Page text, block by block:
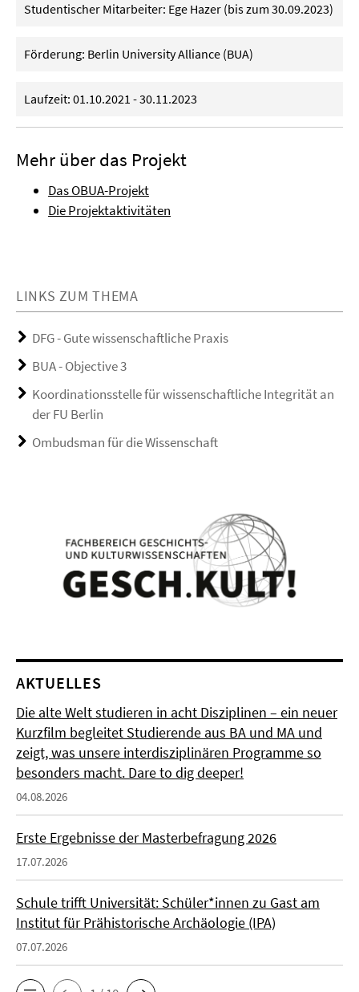
Studentischer Mitarbeiter: Ege Hazer (bis zum 30.09.2023)
Förderung: Berlin University Alliance (BUA)
Laufzeit: 01.10.2021 - 30.11.2023
Mehr über das Projekt
Das OBUA-Projekt
Die Projektaktivitäten
LINKS ZUM THEMA
DFG - Gute wissenschaftliche Praxis
BUA - Objective 3
Koordinationsstelle für wissenschaftliche Integrität an
der FU Berlin
Ombudsman für die Wissenschaft
AKTUELLES
Die alte Welt studieren in acht Disziplinen – ein neuer
Kurzfilm begleitet Studierende aus BA und MA und
zeigt, was unsere interdisziplinären Programme so
besonders macht. Dare to dig deeper!
04.08.2026
Erste Ergebnisse der Masterbefragung 2026
17.07.2026
Schule trifft Universität: Schüler*innen zu Gast am
Institut für Prähistorische Archäologie (IPA)
07.07.2026